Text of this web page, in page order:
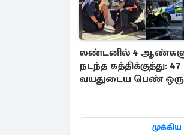
லண்டனில் 4
நடந்த கத்திக்குத்து: 47
வயதுடைய பெண்